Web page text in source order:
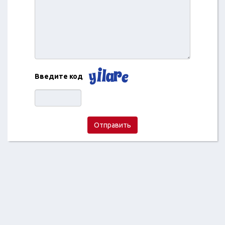
Введите код
Отправить